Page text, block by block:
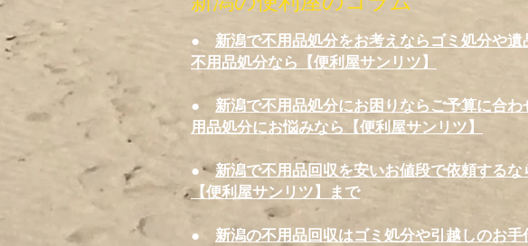
● 新潟で不用品処分をお考えならゴミ処分や
不用品処分なら【便利屋サンリツ】
● 新潟で不用品処分にお困りならご予算に合
用品処分にお悩みなら【便利屋サンリツ】
●新潟で不用品回収を安いお値段で依頼する
【便利屋サンリツ】まで
● 新潟の不用品回収はゴミ処分や引越しのお